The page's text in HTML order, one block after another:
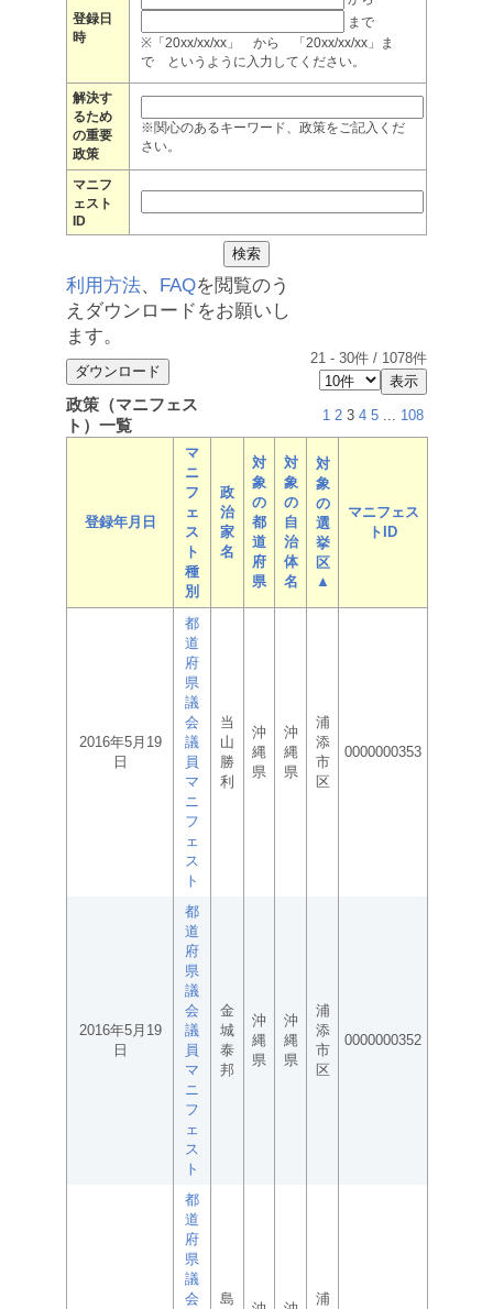
登録日
時
まで
※「20xx/xx/xx」 から 「20xx/xx/xx」ま
で というように入力してください。
解決す
るため
の重要
政策
※関心のあるキーワード、政策をご記入くだ
さい。
マニフ
ェスト
ID
利用方法、 FAQを閲覧のう
えダウンロードをお願いし
ます。
21 - 30件 / 1078件
政策（マニフェス
ト）一覧
1 2 3 4 5 ... 108
登録年月日
マ
ニ
フ
ェ
ス
ト
種
別
政
治
家
名
対
象
の
都
道
府
県
対
象
の
自
治
体
名
対
象
の
選
挙
区
▲
マニフェス
トID
2016年5月19
日
都
道
府
県
議
会
議
員
マ
ニ
フ
ェ
ス
ト
当
山
勝
利
沖
縄
県
沖
縄
県
浦
添
市
区
0000000353
2016年5月19
日
都
道
府
県
議
会
議
員
マ
ニ
フ
ェ
ス
ト
金
城
泰
邦
沖
縄
県
沖
縄
県
浦
添
市
区
0000000352
都
道
府
県
議
会
島 浦